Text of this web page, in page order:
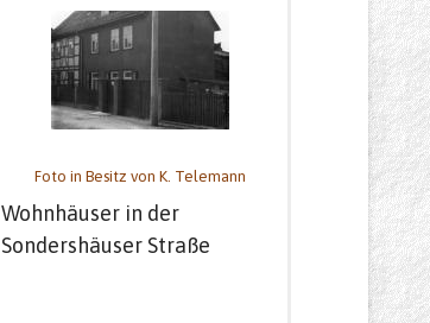
Foto in Besitz von K. Telemann
Wohnhäuser in der
Sondershäuser Straße